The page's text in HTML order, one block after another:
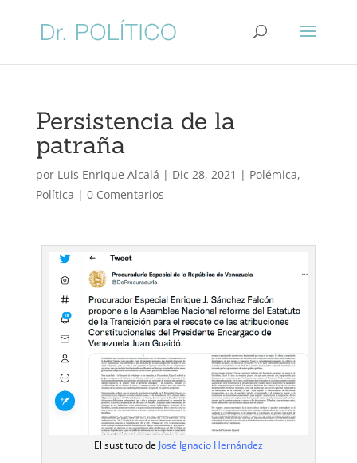
Persistencia de la
patraña
por Luis Enrique Alcalá | Dic 28, 2021 | Polémica,
Política | 0 Comentarios
El sustituto de José Ignacio Hernández